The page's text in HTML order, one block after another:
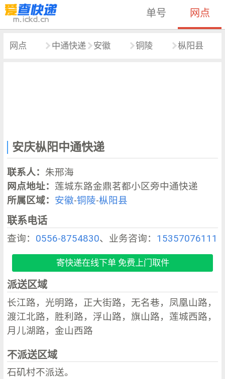
单号 网点
网点 中通快递 安徽 铜陵 枞阳县
安庆枞阳中通快递
联系人： 朱邢海
网点地址： 莲城东路金鼎茗都小区旁中通快递
所属区域： 安徽-铜陵-枞阳县
联系电话
查询： 0556-8754830、业务咨询： 15357076111
寄快递在线下单 免费上门取件
派送区域
长江路，光明路，正大街路，无名巷，凤凰山路，
渡江北路，胜利路，浮山路，旗山路，莲城西路，
月儿湖路，金山西路
不派送区域
石矶村不派送。